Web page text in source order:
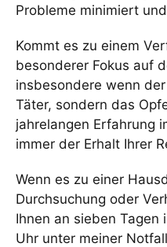
Probleme minimiert
Kommt es zu einem
besonderer Fokus auf
insbesondere wenn
Täter, sondern das
jahrelangen Erfahrung
immer der Erhalt Ihrer
Wenn es zu einer
Durchsuchung oder
Ihnen an sieben Tagen
Uhr unter meiner